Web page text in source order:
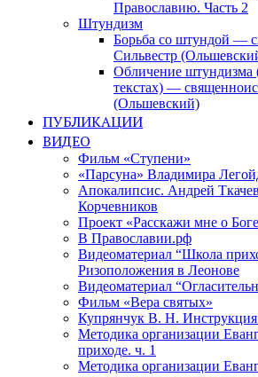
Православию. Часть 2
Штундизм
Борьба со штундой —
Сильвестр
Обличение штундизма
текстах) —
(Ольшевский)
ПУБЛИКАЦИИ
ВИДЕО
Фильм «Ступени»
«Парсуна» Владимира
Апокалипсис. Андрей
Корчевников
Проект «Расскажи мне о
В Православии.рф
Видеоматериал “Школа
Ризоположения в Леонове
Видеоматериал
Фильм «Вера святых»
Купрянчук В. Н.
Методика организации
приходе. ч. 1
Методика организации